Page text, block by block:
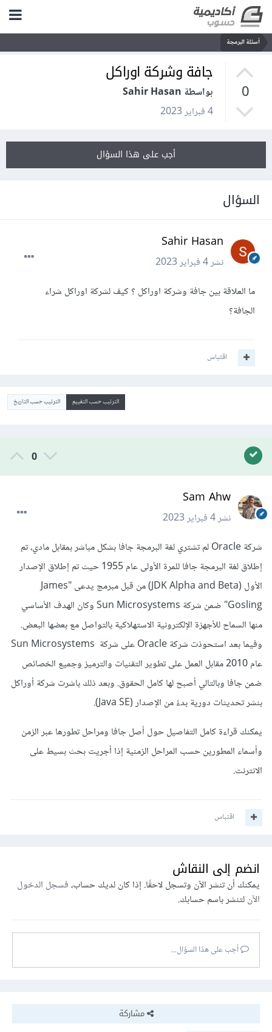
أسئلة البرمجة
0
جافة وشركة اوراكل
بواسطة Sahir Hasan
4 فبراير 2023
أجب على هذا السؤال
السؤال
Sahir Hasan
نشر4 فبراير 2023
ما العلاقة بين جافة وشركة اوراكل ؟ كيف لشركة اوراكل شراء
الجافة؟
اقتباس
الترتيب حسب التقييم الترتيب حسب التاريخ
0
Sam Ahw
نشر4 فبراير 2023
شركة Oracle لم تشتري لغة البرمجة جافا بشكل مباشر بمقابل مادي، تم
إطلاق لغة البرمجة جافا للمرة الأولى عام 1955 حيث تم إطلاق الإصدار
الأول (JDK Alpha and Beta) من قبل مبرمج يدعى "James
Gosling" ضمن شركة Sun Microsystems وكان الهدف الأساسي
منها السماح للأجهزة الإلكترونية الاستهلاكية بالتواصل مع بعضها البعض.
وفيما بعد استحوذت شركة Oracle على شركة Sun Microsystems
عام 2010 مقابل العمل على تطوير التقنيات والترميز وجميع الخصائص
ضمن جافا وبالتالي أصبح لها كامل الحقوق. وبعد ذلك باشرت شركة أوراكل
بنشر تحديثات دورية بدءً من الإصدار (Java SE).
يمكنك قراءة كامل التفاصيل حول أصل جافا ومراحل تطورها عبر الزمن
وأسماء المطورين حسب المراحل الزمنية إذا أجريت بحث بسيط على
الانترنت.
اقتباس
انضم إلى النقاش
يمكنك أن تنشر الآن وتسجل لاحقًا. إذا كان لديك حساب،فسجل الدخول
الآنلتنشر باسم حسابك.
أجب على هذا السؤال...
مشاركة